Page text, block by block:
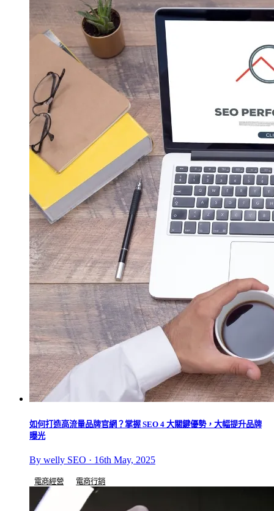
如何打造高流量品牌官網？掌握 SEO 4 大關鍵優勢，大幅提升品牌
曝光
By welly SEO · 16th May, 2025
電商經營 電商行銷